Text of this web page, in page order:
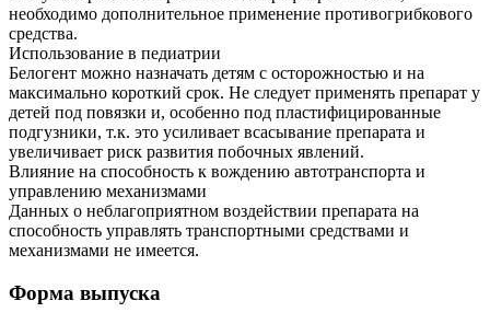
необходимо дополнительное применение противогрибкового
средства.
Использование в педиатрии
Белогент можно назначать детям с осторожностью и на
максимально короткий срок. Не следует применять препарат у
детей под повязки и, особенно под пластифицированные
подгузники, т.к. это усиливает всасывание препарата и
увеличивает риск развития побочных явлений.
Влияние на способность к вождению автотранспорта и
управлению механизмами
Данных о неблагоприятном воздействии препарата на
способность управлять транспортными средствами и
механизмами не имеется.
Форма выпуска